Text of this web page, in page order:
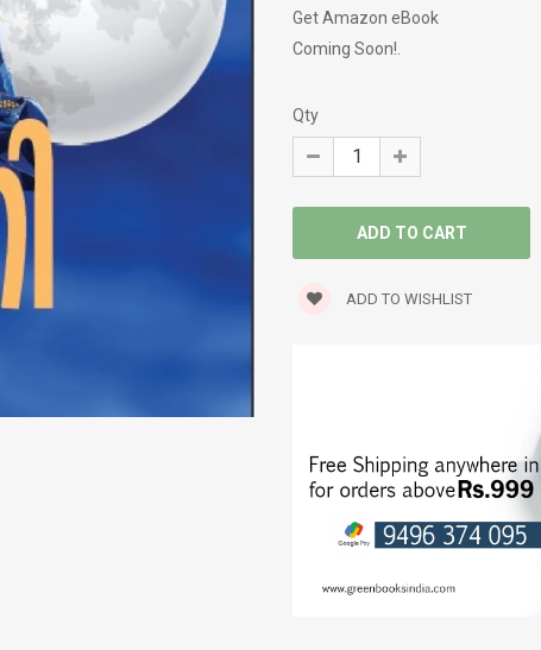
Get Amazon eBook
Coming Soon!.
Qty
ADD TO WISHLIST
SATIRE
SCREEN PLAY
SELF HELP
SERVICE STORY
SEXOLOGY
SPIRITUAL